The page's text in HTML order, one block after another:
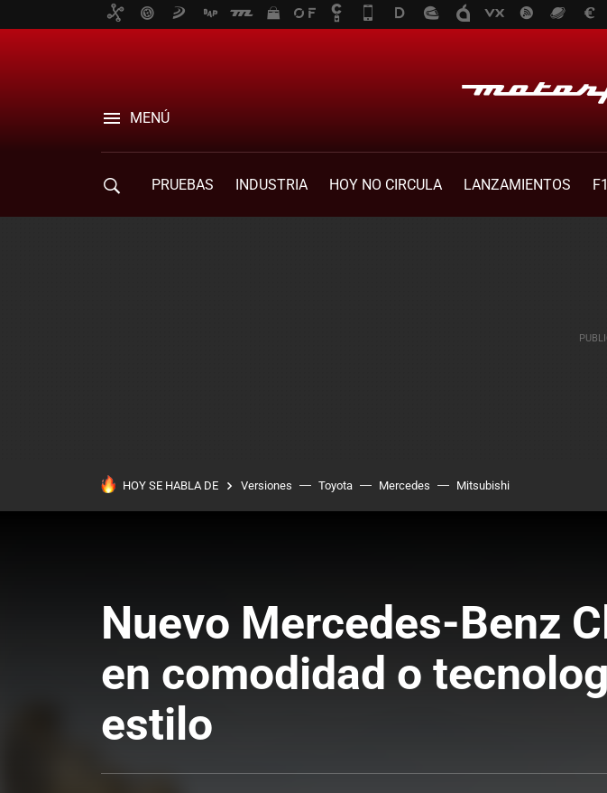
MENÚ
PRUEBAS INDUSTRIA HOY NO CIRCULA LANZAMIENTOS F1
HOY SE HABLA DE Versiones Toyota Mercedes Mitsubishi
Nuevo Mercedes-Benz
en comodidad o
estilo